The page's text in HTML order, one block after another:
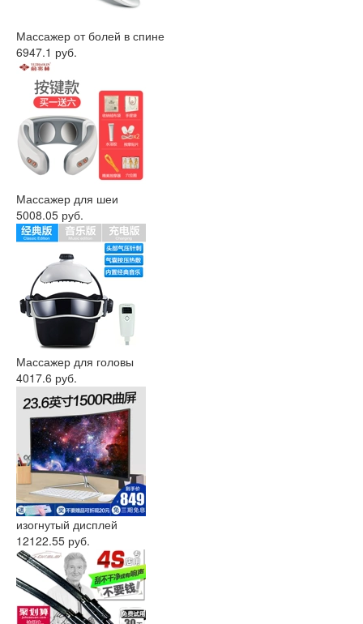
Массажер от болей в спине
6947.1 руб.
Массажер для шеи
5008.05 руб.
Массажер для головы
4017.6 руб.
изогнутый дисплей
12122.55 руб.